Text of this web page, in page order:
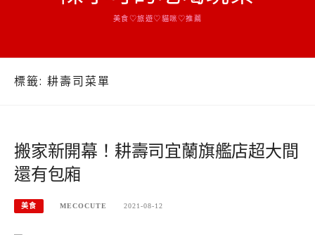
美食♡旅遊♡貓咪♡推薦
標籤: 耕壽司菜單
搬家新開幕！耕壽司宜蘭旗艦店超大間
還有包廂
美食 MECOCUTE 2021-08-12